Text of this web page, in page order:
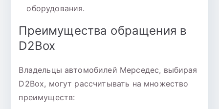
оборудования.
Преимущества обращения в
D2Box
Владельцы автомобилей Мерседес, выбирая
D2Box, могут рассчитывать на множество
преимуществ: